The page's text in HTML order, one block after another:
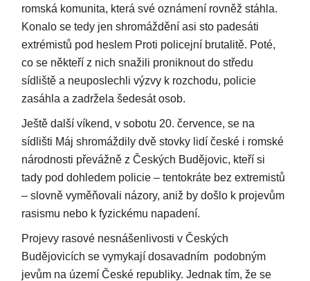
romská komunita, která své oznámení rovněž stáhla.
Konalo se tedy jen shromáždění asi sto padesáti
extrémistů pod heslem Proti policejní brutalitě. Poté,
co se někteří z nich snažili proniknout do středu
sídliště a neuposlechli výzvy k rozchodu, policie
zasáhla a zadržela šedesát osob.
Ještě další víkend, v sobotu 20. července, se na
sídlišti Máj shromáždily dvě stovky lidí české i romské
národnosti převážně z Českých Budějovic, kteří si
tady pod dohledem policie – tentokráte bez extremistů
– slovně vyměňovali názory, aniž by došlo k projevům
rasismu nebo k fyzickému napadení.
Projevy rasové nesnášenlivosti v Českých
Budějovicích se vymykají dosavadním podobným
jevům na území České republiky. Jednak tím, že se